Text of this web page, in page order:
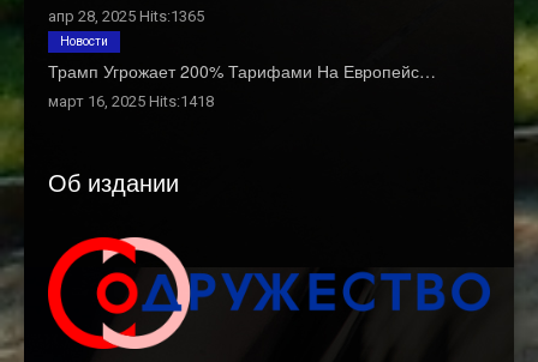
апр 28, 2025 Hits:1365
Трамп Угрожает 200% Тарифами На Европейс…
март 16, 2025 Hits:1418
Новости
Об издании